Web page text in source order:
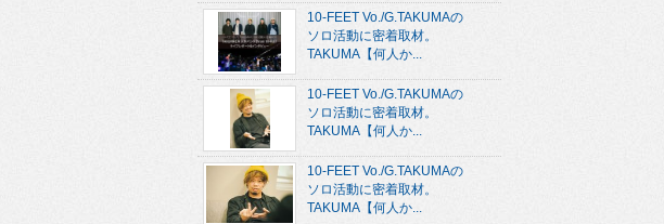
10-FEET Vo./G.TAKUMAの
ソロ活動に密着取材。
TAKUMA【何人か...
10-FEET Vo./G.TAKUMAの
ソロ活動に密着取材。
TAKUMA【何人か...
10-FEET Vo./G.TAKUMAの
ソロ活動に密着取材。
TAKUMA【何人か...